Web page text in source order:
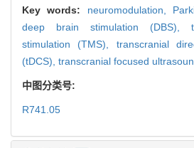
Key words: neuromodulation,
deep brain stimulation (DBS),
stimulation (TMS), transcranial
(tDCS), transcranial focused
中图分类号:
R741.05